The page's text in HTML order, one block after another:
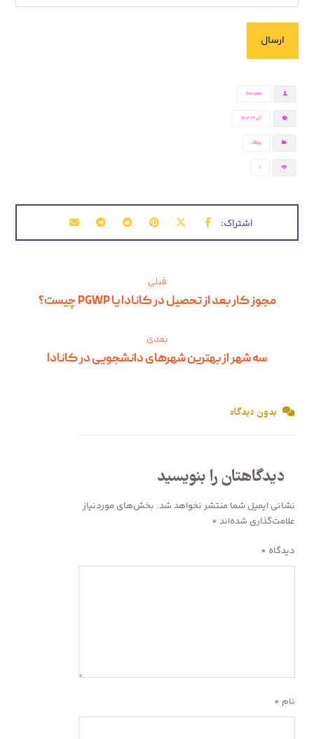
Designer
آذر ۲۶, ۱۴۰۲
وبلاگ
1
قبلی
مجوز کار بعد از تحصیل در کانادا یا PGWP چیست؟
بعدی
سه شهر از بهترین شهرهای دانشجویی در کانادا
بدون دیدگاه
دیدگاهتان را بنویسید
نشانی ایمیل شما منتشر نخواهد شد. بخش‌های موردنیاز
علامت‌گذاری شده‌اند *
دیدگاه *
نام *